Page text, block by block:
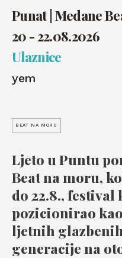
Punat | Medane
20 - 22.08.2026
Ulaznice
yem
BEAT NA MORU
Ljeto u Puntu
Beat na moru,
do 22.8., festival
pozicionirao
ljetnih
generacije na